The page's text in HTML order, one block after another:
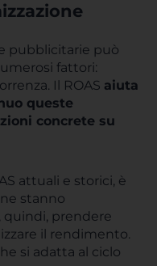
pubblicitarie può
fattori:
Il ROAS aiuta
queste
concrete su
attuali e storici, è
stanno
quindi, prendere
il rendimento.
si adatta al ciclo